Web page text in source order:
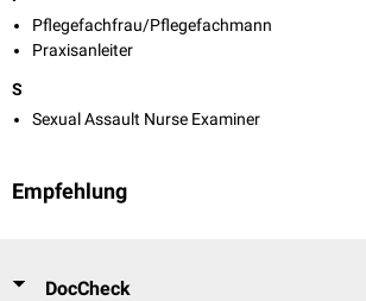
Pflegefachfrau/Pflegefachmann
Praxisanleiter
S
Sexual Assault Nurse Examiner
Empfehlung
DocCheck